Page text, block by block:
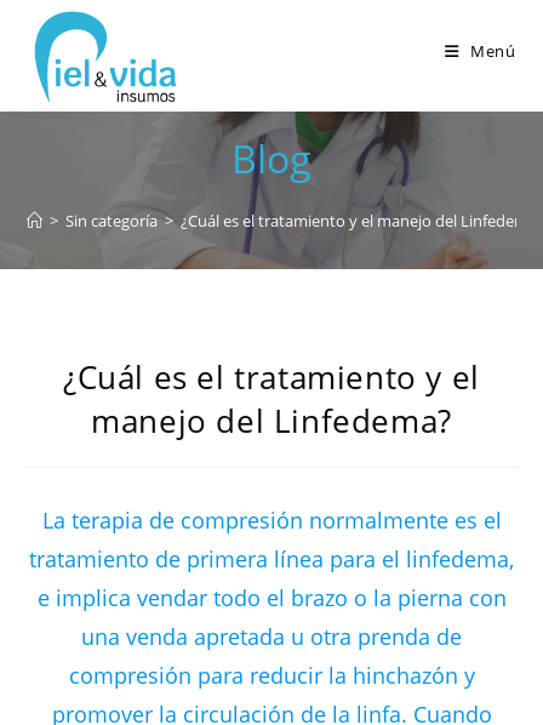
Menú
Blog
> Sin categoría > ¿Cuál es el tratamiento y el manejo del
¿Cuál es el tratamiento y el
manejo del Linfedema?
La terapia de compresión normalmente es el
tratamiento de primera línea para el linfedema,
e implica vendar todo el brazo o la pierna con
una venda apretada u otra prenda de
compresión para reducir la hinchazón y
promover la circulación de la linfa. Cuando